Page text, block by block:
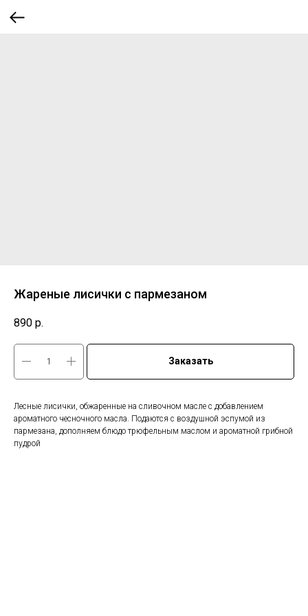
Жареные лисички с пармезаном
890 р.
Заказать
Лесные лисички, обжаренные на сливочном масле с добавлением
ароматного чесночного масла. Подаются с воздушной эспумой из
пармезана, дополняем блюдо трюфельным маслом и ароматной грибной
пудрой